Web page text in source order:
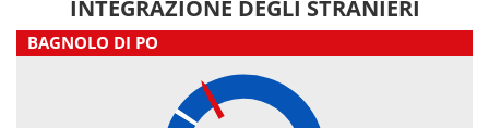
INTEGRAZIONE DEGLI STRANIERI
BAGNOLO DI PO